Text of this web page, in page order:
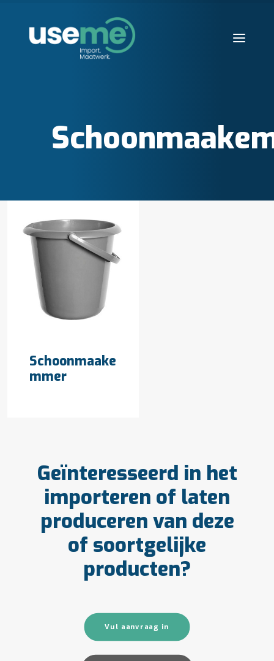
Huisvesting
Producten
Contact
Aanvraag starten
Schoonmaake
mmer
Geïnteresseerd in het
importeren of laten
produceren van deze
of soortgelijke
producten?
Vul aanvraag in